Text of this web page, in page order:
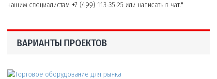
нашим специалистам +7 (499) 113-35-25 или написать в чат."
ВАРИАНТЫ ПРОЕКТОВ